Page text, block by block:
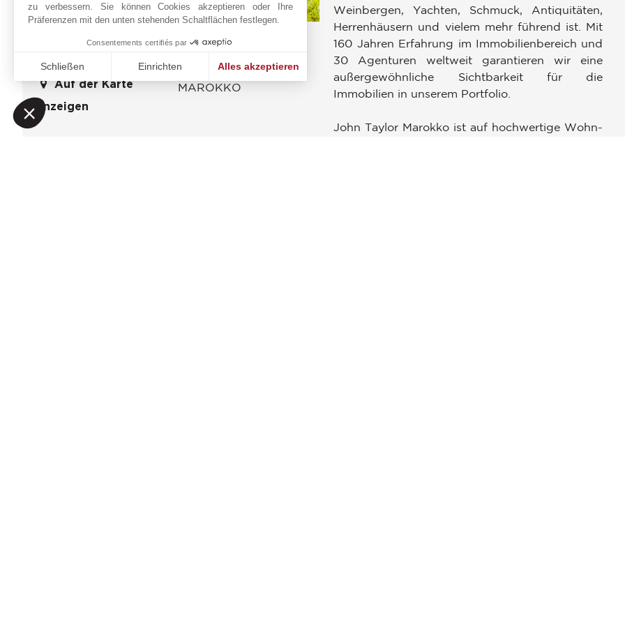
Online-Anfrage
+212 6 61 08 20 42
Auf der Karte
anzeigen
La Mamounia
40040
MARRAKECH
MAROKKO
Weinbergen, Yachten, Schmuck, Antiquitäten,
Herrenhäusern und vielem mehr führend ist. Mit
160 Jahren Erfahrung im Immobilienbereich und
30 Agenturen weltweit garantieren wir eine
außergewöhnliche Sichtbarkeit für die
Immobilien in unserem Portfolio.
John Taylor Marokko ist auf hochwertige Wohn-
zu verbessern. Sie können Cookies akzeptieren oder Ihre
Präferenzen mit den unten stehenden Schaltflächen festlegen.
Consentements certifiés par
Schließen Einrichten Alles akzeptieren
Axeptio consent
Einwilligungsmanagementplattform: Passen Sie Ihre Optionen an
Unsere Plattform ermöglicht es Ihnen, Ihre Datenschutzeinstellungen individuell zu gestalten und zu verwalten, um die